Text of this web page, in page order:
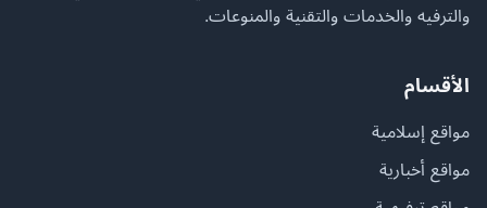
والترفيه والخدمات والتقنية والمنوعات.
الأقسام
مواقع إسلامية
مواقع أخبارية